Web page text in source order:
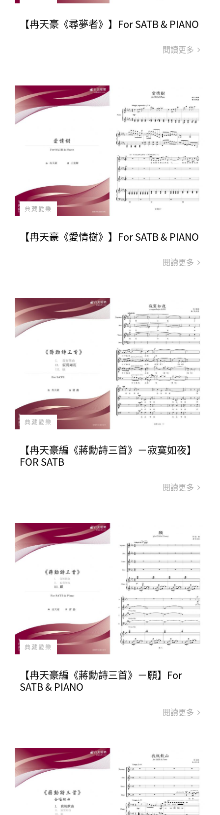
【冉天豪《尋夢者》】For SATB & PIANO
閱讀更多
典藏愛樂
【冉天豪《愛情樹》】For SATB & PIANO
閱讀更多
典藏愛樂
【冉天豪編《蔣勳詩三首》－寂寞如夜】
FOR SATB
閱讀更多
典藏愛樂
【冉天豪編《蔣勳詩三首》－願】For
SATB & PIANO
閱讀更多